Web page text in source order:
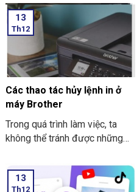
tối ưu và nhanh hơn. Nhưng
cách dùng để kết nối 2 màn
hình dễ dàng và hiệu quả như
thế nào? Nếu bạn chưa biết thì
cùng Thiên Sơn Computer tìm
hiểu nhé.
13
Th12
Các thao tác hủy lệnh in ở
máy Brother
Trong quá trình làm việc, ta
không thể tránh được những
Sẽ có lúc bạn lỡ tay nhấn in
nhầm, nhấn nhầm file hay là lỡ
13
Th12